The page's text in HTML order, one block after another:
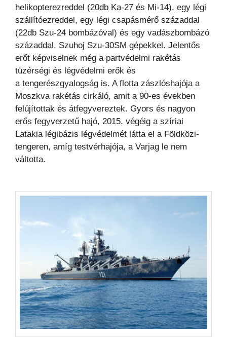
helikopterezreddel (20db Ka-27 és Mi-14), egy légi
szállítóezreddel, egy légi csapásmérő századdal
(22db Szu-24 bombázóval) és egy vadászbombázó
századdal, Szuhoj Szu-30SM gépekkel. Jelentős
erőt képviselnek még a partvédelmi rakétás
tüzérségi és légvédelmi erők és
a tengerészgyalogság is. A flotta zászlóshajója a
Moszkva rakétás cirkáló, amit a 90-es években
felújítottak és átfegyvereztek. Gyors és nagyon
erős fegyverzetű hajó, 2015. végéig a szíriai
Latakia légibázis légvédelmét látta el a Földközi-
tengeren, amíg testvérhajója, a Varjag le nem
váltotta.